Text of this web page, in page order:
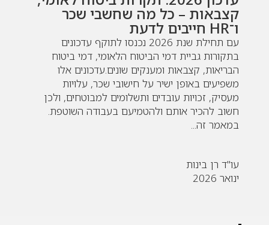
קצבאות – כל מה שחשבי שכר
ו־HR חייבים לדעת
עם תחילת שנת 2026 נכנסו לתוקף עדכונים
בתקורות גביית דמי הביטוח הלאומי, דמי ביטוח
הבריאות, קצבאות ומענקים שונים.עדכונים אלו
משפיעים באופן ישיר על חישובי שכר, עלויות
מעסיק, זכויות עובדים ותשלומים למבוטחים, ולכן
חשוב להכיר אותם ולהטמיעם בעבודה השוטפת.
במאמר זה...
עו"ד רן בינות
ינואר 2026